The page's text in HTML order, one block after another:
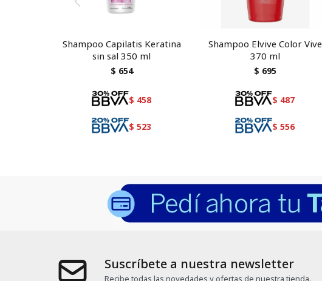
Shampoo Capilatis Keratina
sin sal 350 ml
$ 654
$ 458
$ 523
Shampoo Elvive Color Vive
370 ml
$ 695
$ 487
$ 556
Suscríbete a nuestra newsletter
Recibe todas las novedades y ofertas de nuestra tienda.